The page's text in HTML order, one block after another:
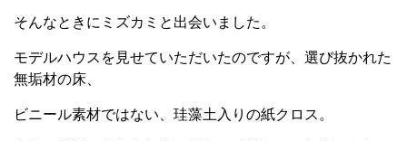
そんなときにミズカミと出会いました。
モデルハウスを見せていただいたのですが、選び抜かれた
無垢材の床、
ビニール素材ではない、珪藻土入りの紙クロス。